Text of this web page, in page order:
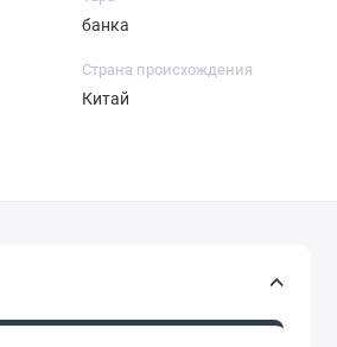
банка
Страна происхождения
Китай